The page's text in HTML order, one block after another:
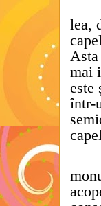
lea,
mai
este
într-